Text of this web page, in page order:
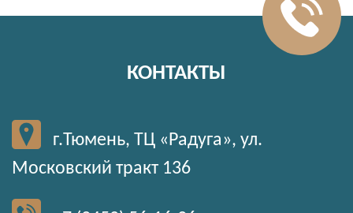
КОНТАКТЫ
г.Тюмень, ТЦ «Радуга», ул.
Московский тракт 136